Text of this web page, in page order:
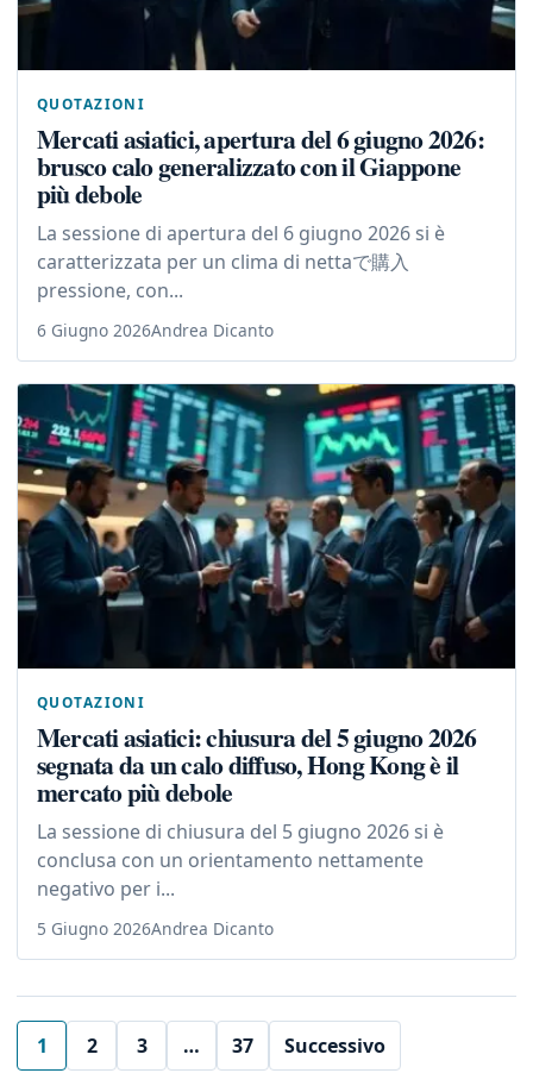
QUOTAZIONI
Mercati asiatici, apertura del 6 giugno 2026:
brusco calo generalizzato con il Giappone
più debole
La sessione di apertura del 6 giugno 2026 si è
caratterizzata per un clima di nettaで購入
pressione, con...
6 Giugno 2026Andrea Dicanto
QUOTAZIONI
Mercati asiatici: chiusura del 5 giugno 2026
segnata da un calo diffuso, Hong Kong è il
mercato più debole
La sessione di chiusura del 5 giugno 2026 si è
conclusa con un orientamento nettamente
negativo per i...
5 Giugno 2026Andrea Dicanto
1 2 3 … 37 Successivo